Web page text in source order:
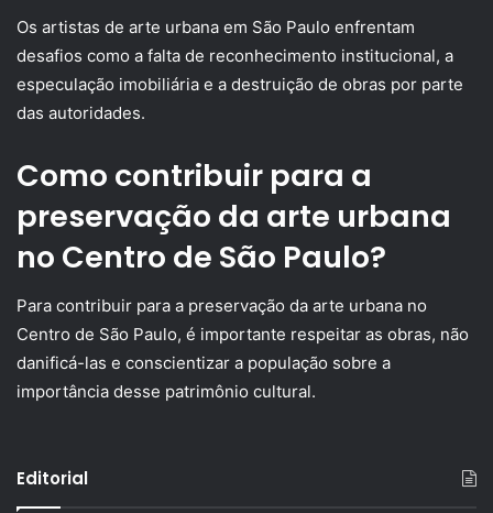
Os artistas de arte urbana em São Paulo enfrentam
desafios como a falta de reconhecimento institucional, a
especulação imobiliária e a destruição de obras por parte
das autoridades.
Como contribuir para a
preservação da arte urbana
no Centro de São Paulo?
Para contribuir para a preservação da arte urbana no
Centro de São Paulo, é importante respeitar as obras, não
danificá-las e conscientizar a população sobre a
importância desse patrimônio cultural.
Editorial